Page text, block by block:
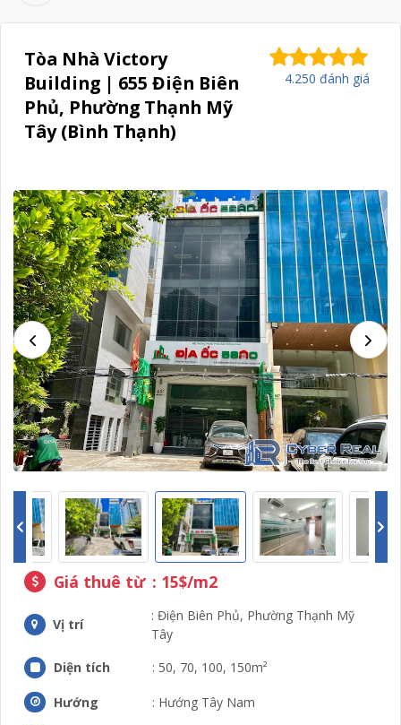
Tòa Nhà Victory
Building | 655 Điện Biên
Phủ, Phường Thạnh Mỹ
Tây (Bình Thạnh)
4.250 đánh giá
Giá thuê từ : 15$/m2
Vị trí
: Điện Biên Phủ, Phường Thạnh Mỹ
Tây
Diện tích
: 50, 70, 100, 150m²
Hướng : Hướng Tây Nam